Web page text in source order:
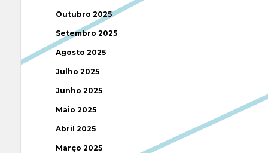
Outubro 2025
Setembro 2025
Agosto 2025
Julho 2025
Junho 2025
Maio 2025
Abril 2025
Março 2025